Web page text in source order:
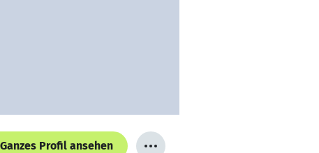
Ganzes Profil ansehen